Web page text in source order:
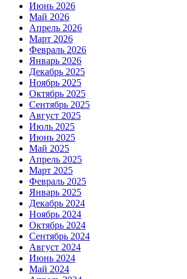
Июнь 2026
Май 2026
Апрель 2026
Март 2026
Февраль 2026
Январь 2026
Декабрь 2025
Ноябрь 2025
Октябрь 2025
Сентябрь 2025
Август 2025
Июль 2025
Июнь 2025
Май 2025
Апрель 2025
Март 2025
Февраль 2025
Январь 2025
Декабрь 2024
Ноябрь 2024
Октябрь 2024
Сентябрь 2024
Август 2024
Июнь 2024
Май 2024